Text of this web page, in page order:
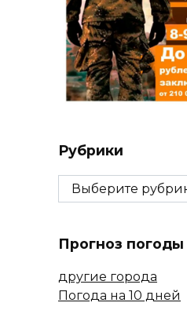
Рубрики
Рубрики
Прогноз погоды
другие города
Погода на 10 дней